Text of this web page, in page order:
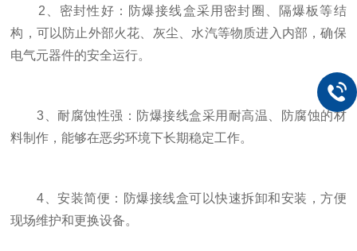
2、密封性好：防爆接线盒采用密封圈、隔爆板等结
构，可以防止外部火花、灰尘、水汽等物质进入内部，确保
电气元器件的安全运行。
3、耐腐蚀性强：防爆接线盒采用耐高温、防腐蚀的材
料制作，能够在恶劣环境下长期稳定工作。
4、安装简便：防爆接线盒可以快速拆卸和安装，方便
现场维护和更换设备。